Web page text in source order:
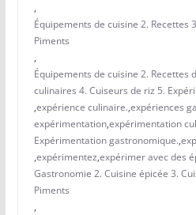
,
Équipements de cuisine 2. Recettes
Piments
,
Équipements de cuisine 2. Recettes
culinaires 4. Cuiseurs de riz 5.
,expérience culinaire.,expériences
expérimentation,expérimentation
Expérimentation gastronomique.,
,expérimentez,expérimer avec des
Gastronomie 2. Cuisine épicée 3.
Piments
,